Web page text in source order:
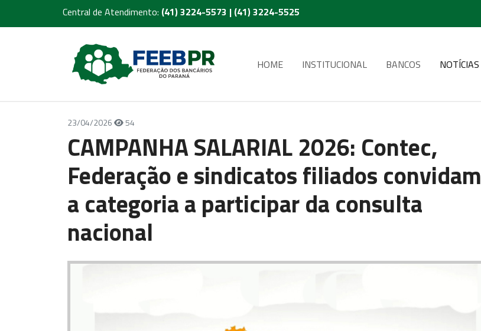
Central de Atendimento: (41) 3224-5573 | (41) 3224-5525
HOME INSTITUCIONAL BANCOS NOTÍCIAS
23/04/2026 54
CAMPANHA SALARIAL 2026: Contec,
Federação e sindicatos filiados convidam
a categoria a participar da consulta
nacional